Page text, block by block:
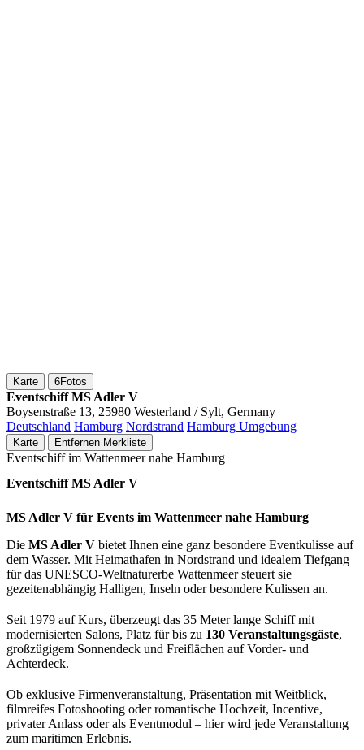
Karte 6Fotos
Eventschiff MS Adler V
Boysenstraße 13, 25980 Westerland / Sylt, Germany
Deutschland Hamburg Nordstrand Hamburg Umgebung
Karte Entfernen Merkliste
Eventschiff im Wattenmeer nahe Hamburg
Eventschiff MS Adler V
MS Adler V für Events im Wattenmeer nahe Hamburg
Die MS Adler V bietet Ihnen eine ganz besondere Eventkulisse auf
dem Wasser. Mit Heimathafen in Nordstrand und idealem Tiefgang
für das UNESCO-Weltnaturerbe Wattenmeer steuert sie
gezeitenabhängig Halligen, Inseln oder besondere Kulissen an.
Seit 1979 auf Kurs, überzeugt das 35 Meter lange Schiff mit
modernisierten Salons, Platz für bis zu 130 Veranstaltungsgäste,
großzügigem Sonnendeck und Freiflächen auf Vorder- und
Achterdeck.
Ob exklusive Firmenveranstaltung, Präsentation mit Weitblick,
filmreifes Fotoshooting oder romantische Hochzeit, Incentive,
privater Anlass oder als Eventmodul – hier wird jede Veranstaltung
zum maritimen Erlebnis.